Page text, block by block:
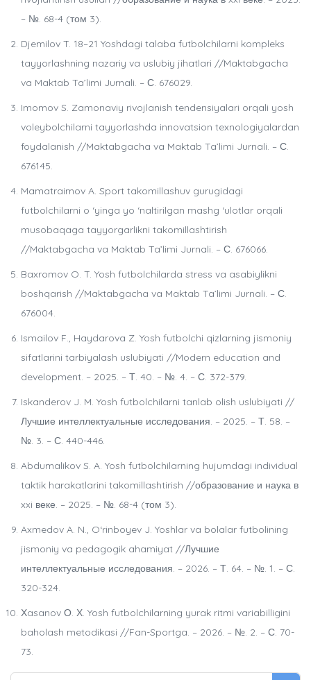
– №. 68-4 (том 3).
Djemilov T. 18–21 Yoshdagi talaba futbolchilarni kompleks
tayyorlashning nazariy va uslubiy jihatlari //Maktabgacha
va Maktab Ta’limi Jurnali. – С. 676029.
Imomov S. Zamonaviy rivojlanish tendensiyalari orqali yosh
voleybolchilarni tayyorlashda innovatsion texnologiyalardan
foydalanish //Maktabgacha va Maktab Ta’limi Jurnali. – С.
676145.
Mamatraimov A. Sport takomillashuv gurugidagi
futbolchilarni o ‘yinga yo ‘naltirilgan mashg ‘ulotlar orqali
musobaqaga tayyorgarlikni takomillashtirish
//Maktabgacha va Maktab Ta’limi Jurnali. – С. 676066.
Baxromov O. T. Yosh futbolchilarda stress va asabiylikni
boshqarish //Maktabgacha va Maktab Ta’limi Jurnali. – С.
676004.
Ismailov F., Haydarova Z. Yosh futbolchi qizlarning jismoniy
sifatlarini tarbiyalash uslubiyati //Modern education and
development. – 2025. – Т. 40. – №. 4. – С. 372-379.
Iskanderov J. M. Yosh futbolchilarni tanlab olish uslubiyati //
Лучшие интеллектуальные исследования. – 2025. – Т. 58. –
№. 3. – С. 440-446.
Abdumalikov S. A. Yosh futbolchilarning hujumdagi individual
taktik harakatlarini takomillashtirish //образование и наука в
xxi веке. – 2025. – №. 68-4 (том 3).
Axmedov A. N., O‘rinboyev J. Yoshlar va bolalar futbolining
jismoniy va pedagogik ahamiyat //Лучшие
интеллектуальные исследования. – 2026. – Т. 64. – №. 1. – С.
320-324.
Хasanov О. Х. Yosh futbolchilarning yurak ritmi variabilligini
baholash metodikasi //Fan-Sportga. – 2026. – №. 2. – С. 70-
73.